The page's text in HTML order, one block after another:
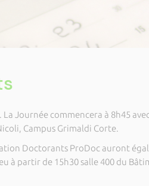
Journée commencera à 8h45
Campus Grimaldi Corte.
Doctorants ProDoc auront
à partir de 15h30 salle 400 du